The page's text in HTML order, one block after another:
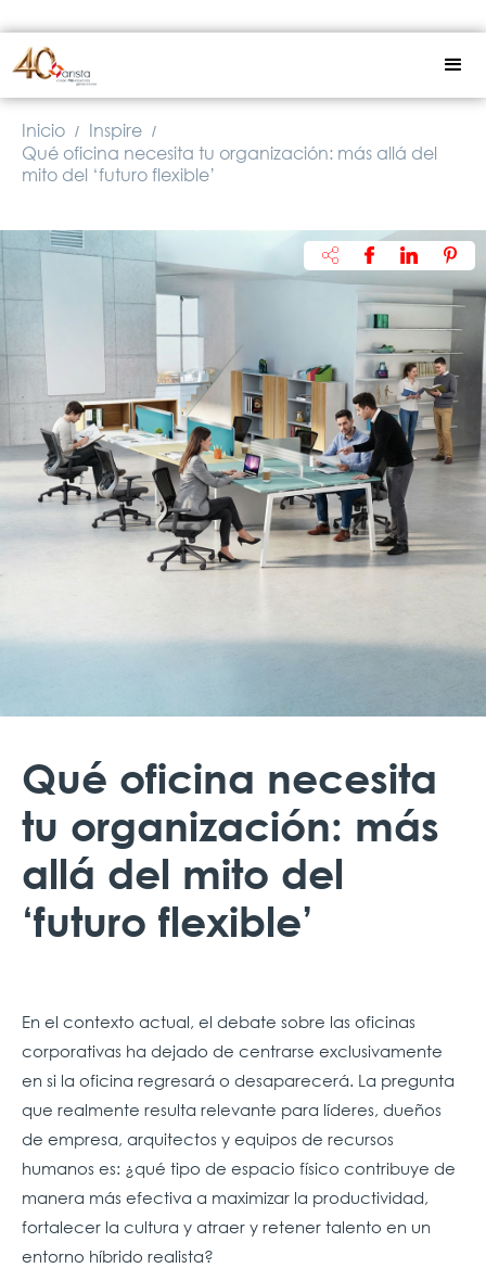
Inicio / Inspire /
Qué oficina necesita tu organización: más allá del
mito del ‘futuro flexible’
Qué oficina necesita
tu organización: más
allá del mito del
‘futuro flexible’
En el contexto actual, el debate sobre las oficinas
corporativas ha dejado de centrarse exclusivamente
en si la oficina regresará o desaparecerá. La pregunta
que realmente resulta relevante para líderes, dueños
de empresa, arquitectos y equipos de recursos
humanos es: ¿qué tipo de espacio físico contribuye de
manera más efectiva a maximizar la productividad,
fortalecer la cultura y atraer y retener talento en un
entorno híbrido realista?